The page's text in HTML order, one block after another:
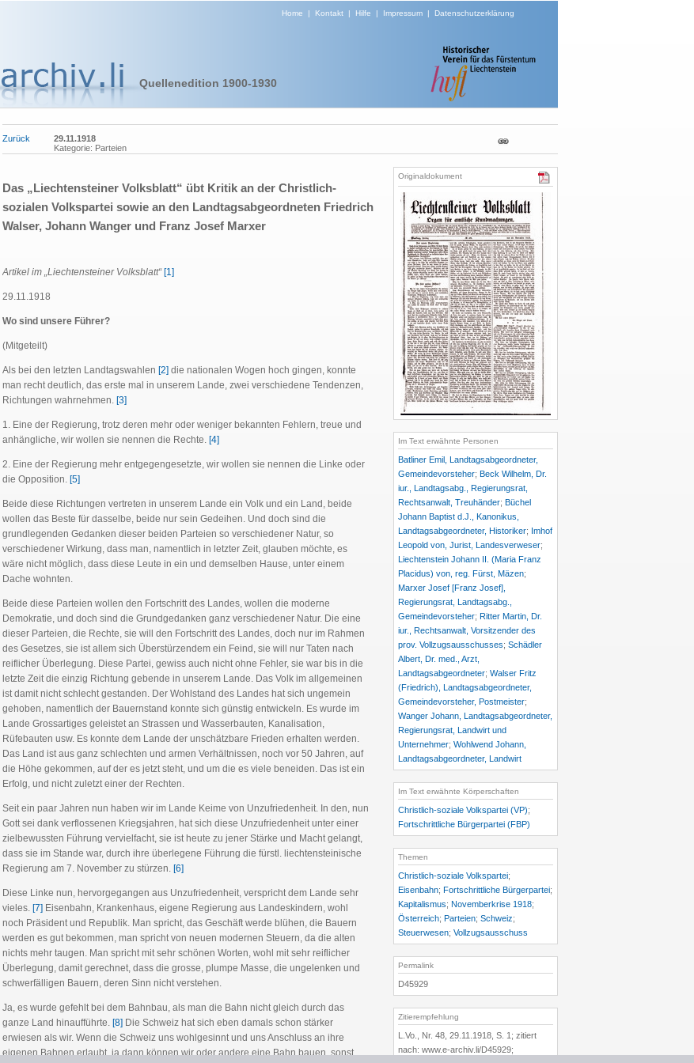
Home | Kontakt| Hilfe | Impressum| Datenschutzerklärung
Quellenedition 1900-1930
Zurück
29.11.1918
Kategorie: Parteien
Das „Liechtensteiner Volksblatt“ übt Kritik an der Christlich-
sozialen Volkspartei sowie an den Landtagsabgeordneten Friedrich
Walser, Johann Wanger und Franz Josef Marxer
Artikel im „Liechtensteiner Volksblatt“ [1]
29.11.1918
Wo sind unsere Führer?
(Mitgeteilt)
Als bei den letzten Landtagswahlen [2] die nationalen Wogen hoch gingen, konnte
man recht deutlich, das erste mal in unserem Lande, zwei verschiedene Tendenzen,
Richtungen wahrnehmen. [3]
1. Eine der Regierung, trotz deren mehr oder weniger bekannten Fehlern, treue und
anhängliche, wir wollen sie nennen die Rechte. [4]
2. Eine der Regierung mehr entgegengesetzte, wir wollen sie nennen die Linke oder
die Opposition. [5]
Beide diese Richtungen vertreten in unserem Lande ein Volk und ein Land, beide
wollen das Beste für dasselbe, beide nur sein Gedeihen. Und doch sind die
grundlegenden Gedanken dieser beiden Parteien so verschiedener Natur, so
verschiedener Wirkung, dass man, namentlich in letzter Zeit, glauben möchte, es
wäre nicht möglich, dass diese Leute in ein und demselben Hause, unter einem
Dache wohnten.
Beide diese Parteien wollen den Fortschritt des Landes, wollen die moderne
Demokratie, und doch sind die Grundgedanken ganz verschiedener Natur. Die eine
dieser Parteien, die Rechte, sie will den Fortschritt des Landes, doch nur im Rahmen
des Gesetzes, sie ist allem sich Überstürzendem ein Feind, sie will nur Taten nach
reiflicher Überlegung. Diese Partei, gewiss auch nicht ohne Fehler, sie war bis in die
letzte Zeit die einzig Richtung gebende in unserem Lande. Das Volk im allgemeinen
ist damit nicht schlecht gestanden. Der Wohlstand des Landes hat sich ungemein
gehoben, namentlich der Bauernstand konnte sich günstig entwickeln. Es wurde im
Lande Grossartiges geleistet an Strassen und Wasserbauten, Kanalisation,
Rüfebauten usw. Es konnte dem Lande der unschätzbare Frieden erhalten werden.
Das Land ist aus ganz schlechten und armen Verhältnissen, noch vor 50 Jahren, auf
die Höhe gekommen, auf der es jetzt steht, und um die es viele beneiden. Das ist ein
Erfolg, und nicht zuletzt einer der Rechten.
Seit ein paar Jahren nun haben wir im Lande Keime von Unzufriedenheit. In den, nun
Gott sei dank verflossenen Kriegsjahren, hat sich diese Unzufriedenheit unter einer
zielbewussten Führung vervielfacht, sie ist heute zu jener Stärke und Macht gelangt,
dass sie im Stande war, durch ihre überlegene Führung die fürstl. liechtensteinische
Regierung am 7. November zu stürzen. [6]
Diese Linke nun, hervorgegangen aus Unzufriedenheit, verspricht dem Lande sehr
vieles. [7] Eisenbahn, Krankenhaus, eigene Regierung aus Landeskindern, wohl
noch Präsident und Republik. Man spricht, das Geschäft werde blühen, die Bauern
werden es gut bekommen, man spricht von neuen modernen Steuern, da die alten
nichts mehr taugen. Man spricht mit sehr schönen Worten, wohl mit sehr reiflicher
Überlegung, damit gerechnet, dass die grosse, plumpe Masse, die ungelenken und
schwerfälligen Bauern, deren Sinn nicht verstehen.
Ja, es wurde gefehlt bei dem Bahnbau, als man die Bahn nicht gleich durch das
ganze Land hinaufführte. [8] Die Schweiz hat sich eben damals schon stärker
erwiesen als wir. Wenn die Schweiz uns wohlgesinnt und uns Anschluss an ihre
eigenen Bahnen erlaubt, ja dann können wir oder andere eine Bahn bauen, sonst
Originaldokument
Im Text erwähnte Personen
Batliner Emil, Landtagsabgeordneter,
Gemeindevorsteher; Beck Wilhelm, Dr.
iur., Landtagsabg., Regierungsrat,
Rechtsanwalt, Treuhänder; Büchel
Johann Baptist d.J., Kanonikus,
Landtagsabgeordneter, Historiker; Imhof
Leopold von, Jurist, Landesverweser;
Liechtenstein Johann II. (Maria Franz
Placidus) von, reg. Fürst, Mäzen;
Marxer Josef [Franz Josef],
Regierungsrat, Landtagsabg.,
Gemeindevorsteher; Ritter Martin, Dr.
iur., Rechtsanwalt, Vorsitzender des
prov. Vollzugsausschusses; Schädler
Albert, Dr. med., Arzt,
Landtagsabgeordneter; Walser Fritz
(Friedrich), Landtagsabgeordneter,
Gemeindevorsteher, Postmeister;
Wanger Johann, Landtagsabgeordneter,
Regierungsrat, Landwirt und
Unternehmer; Wohlwend Johann,
Landtagsabgeordneter, Landwirt
Im Text erwähnte Körperschaften
Christlich-soziale Volkspartei (VP);
Fortschrittliche Bürgerpartei (FBP)
Themen
Christlich-soziale Volkspartei;
Eisenbahn; Fortschrittliche Bürgerpartei;
Kapitalismus; Novemberkrise 1918;
Österreich; Parteien; Schweiz;
Steuerwesen; Vollzugsausschuss
Permalink
D45929
Zitierempfehlung
L.Vo., Nr. 48, 29.11.1918, S. 1; zitiert
nach: www.e-archiv.li/D45929;